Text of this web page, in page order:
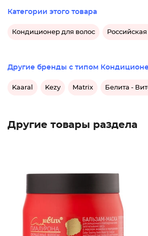
Категории этого товара
Кондиционер для волос
Другие бренды с типом
Kaaral Kezy Matrix Белита -
Другие товары раздела